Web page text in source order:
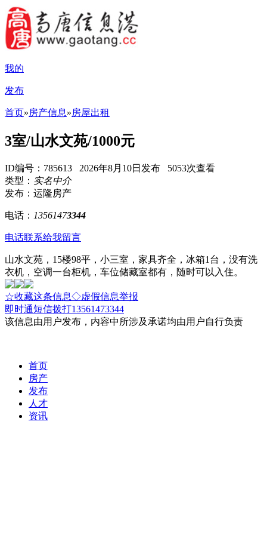
我的
发布
首页»房产信息»房屋出租
3室/山水文苑/1000元
ID编号：785613 2026年8月10日发布 5053次查看
类型： 实名中介
发布：运隆房产
电话： 13561473344
电话联系给我留言
山水文苑，15楼98平，小三室，家具齐全，冰箱1台，没有洗
衣机，空调一台柜机，车位储藏室都有，随时可以入住。
☆收藏这条信息◇虚假信息举报
即时通短信拨打13561473344
该信息由用户发布，内容中所涉及承诺均由用户自行负责
首页
房产
发布
人才
资讯